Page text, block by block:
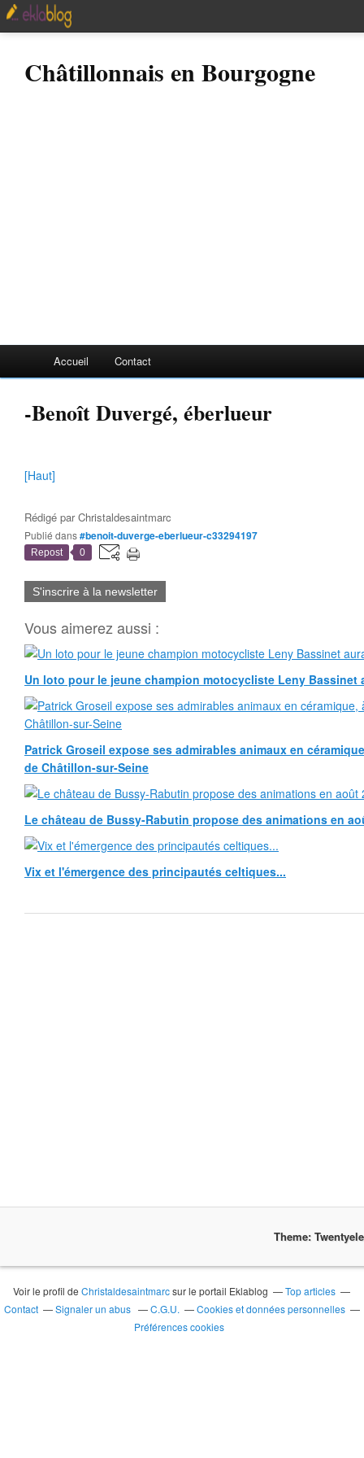
Châtillonnais en Bourgogne
Accueil Contact
-Benoît Duvergé, éberlueur
[Haut]
Rédigé parChristaldesaintmarc
Publié dans#benoit-duverge-eberlueur-c33294197
Repost 0
S'inscrire à la newsletter
Vous aimerez aussi :
Un loto pour le jeune champion motocycliste Leny Bassinet
Patrick Groseil expose ses admirables animaux en
de Châtillon-sur-Seine
Le château de Bussy-Rabutin propose des animations en
Vix et l'émergence des principautés celtiques...
Theme:
Voir le profil deChristaldesaintmarcsur le portail Eklablog
Top articles
Contact
Signaler un abus C.G.U.
Cookies et données personnelles
Préférences cookies